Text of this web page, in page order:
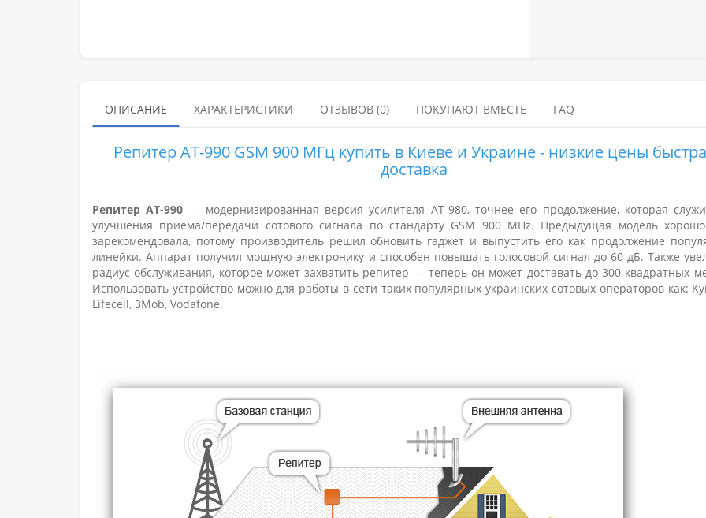
ОПИСАНИЕ ХАРАКТЕРИСТИКИ ОТЗЫВОВ (0) ПОКУПАЮТ ВМЕСТЕ FAQ
Репитер AT-990 GSM 900 МГц купить в Киеве и Украине - низкие цены
доставка
Репитер AT-990 — модернизированная версия усилителя AT-980, точнее его продолжение, которая
улучшения приема/передачи сотового сигнала по стандарту GSM 900 MHz. Предыдущая модель
зарекомендовала, потому производитель решил обновить гаджет и выпустить его как продолжение
линейки. Аппарат получил мощную электронику и способен повышать голосовой сигнал до 60 дБ. Также
радиус обслуживания, которое может захватить репитер — теперь он может доставать до 300 квадратных
Использовать устройство можно для работы в сети таких популярных украинских сотовых операторов как:
Lifecell, 3Mob, Vodafone.